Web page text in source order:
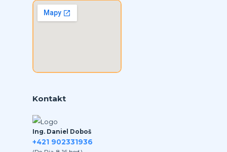
Kontakt
Ing. Daniel Doboš
+421 902331936